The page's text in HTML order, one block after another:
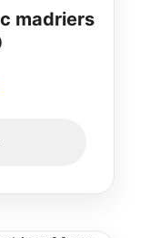
madriers